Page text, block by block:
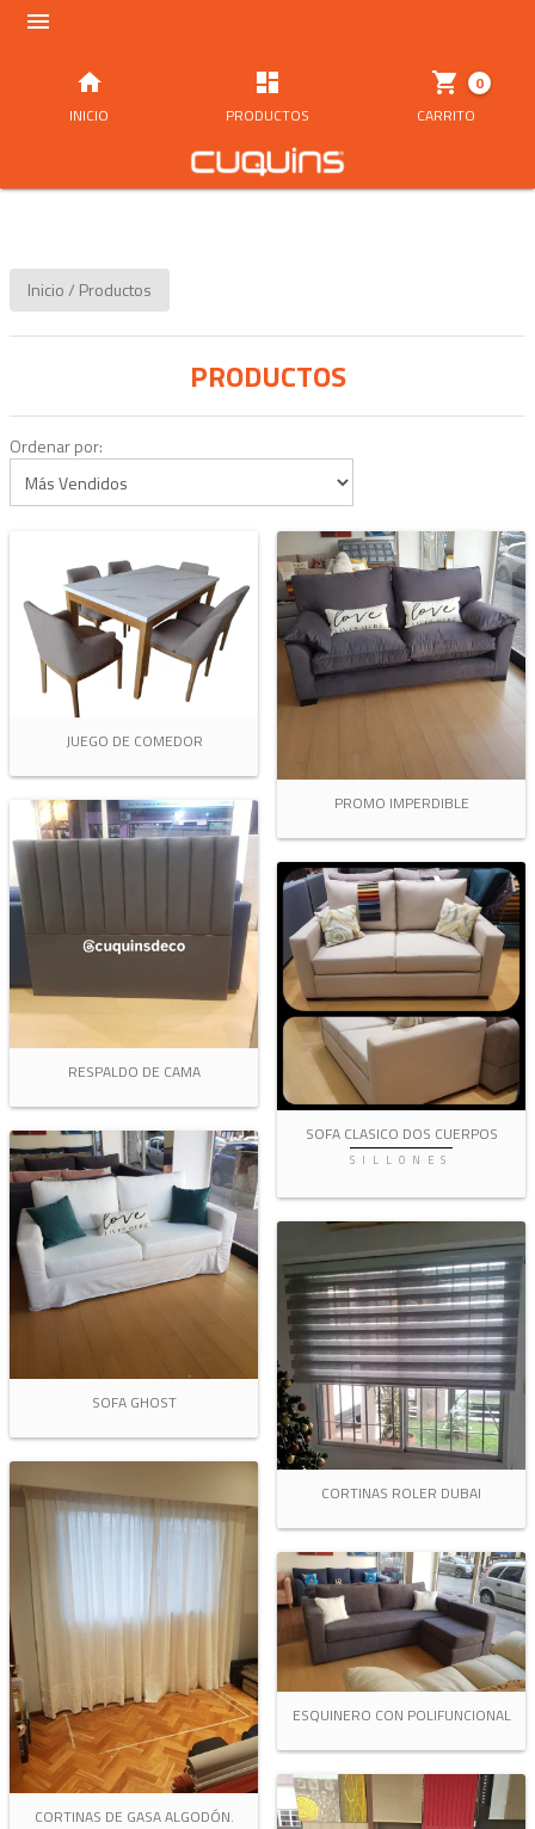


INICIO

PRODUCTOS
0

CARRITO
Inicio/ Productos
PRODUCTOS
Ordenar por:
JUEGO DE COMEDOR
PROMO IMPERDIBLE
RESPALDO DE CAMA
SOFA CLASICO DOS CUERPOS
SILLONES
SOFA GHOST
CORTINAS ROLER DUBAI
CORTINAS DE GASA ALGODÓN.
ESQUINERO CON POLIFUNCIONAL